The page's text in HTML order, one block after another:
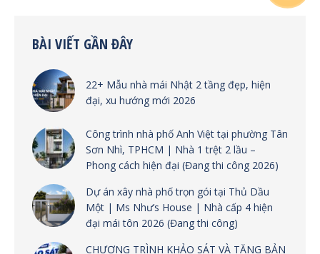
BÀI VIẾT GẦN ĐÂY
22+ Mẫu nhà mái Nhật 2 tầng đẹp, hiện
đại, xu hướng mới 2026
Công trình nhà phố Anh Việt tại phường Tân
Sơn Nhì, TPHCM | Nhà 1 trệt 2 lầu –
Phong cách hiện đại (Đang thi công 2026)
Dự án xây nhà phố trọn gói tại Thủ Dầu
Một | Ms Như’s House | Nhà cấp 4 hiện
đại mái tôn 2026 (Đang thi công)
CHƯƠNG TRÌNH KHẢO SÁT VÀ TẶNG BẢN